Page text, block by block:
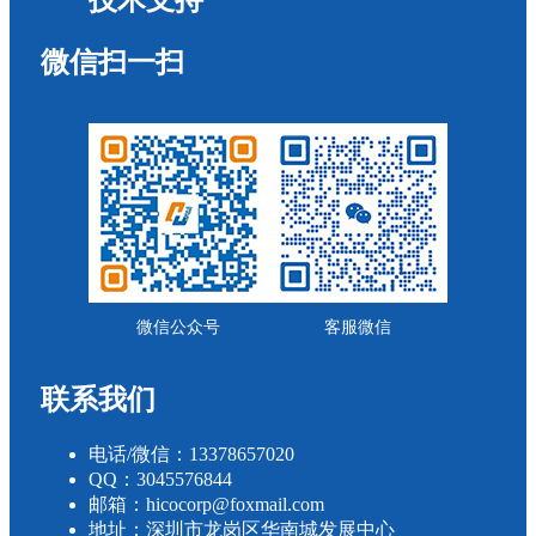
微信扫一扫
微信公众号 客服微信
联系我们
电话/微信：13378657020
QQ：3045576844
邮箱：hicocorp@foxmail.com
地址：深圳市龙岗区华南城发展中心